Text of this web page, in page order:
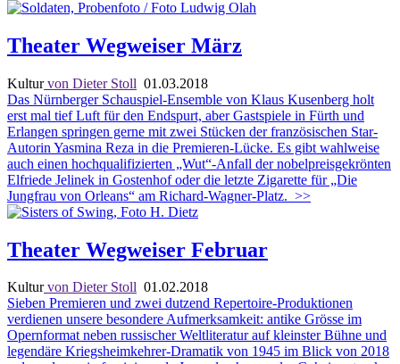
Theater Wegweiser März
Kulturvon Dieter Stoll 01.03.2018
Das Nürnberger Schauspiel-Ensemble von Klaus Kusenberg holt
erst mal tief Luft für den Endspurt, aber Gastspiele in Fürth und
Erlangen springen gerne mit zwei Stücken der französischen Star-
Autorin Yasmina Reza in die Premieren-Lücke. Es gibt wahlweise
auch einen hochqualifizierten „Wut“-Anfall der nobelpreisgekrönten
Elfriede Jelinek in Gostenhof oder die letzte Zigarette für „Die
Jungfrau von Orleans“ am Richard-Wagner-Platz. >>
Theater Wegweiser Februar
Kulturvon Dieter Stoll 01.02.2018
Sieben Premieren und zwei dutzend Repertoire-Produktionen
verdienen unsere besondere Aufmerksamkeit: antike Grösse im
Opernformat neben russischer Weltliteratur auf kleinster Bühne und
legendäre Kriegsheimkehrer-Dramatik von 1945 im Blick von 2018